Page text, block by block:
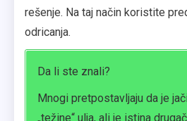
rešenje. Na taj način koristite
odricanja.
Da li ste znali?
Mnogi pretpostavljaju da je
„težine“ ulja, ali je istina